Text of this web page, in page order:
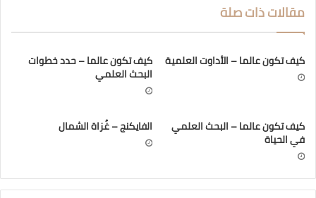
مقالات ذات صلة
كيف تكون عالما – الأداوت العلمية كيف تكون عالما – حدد خطوات
البحث العلمي
كيف تكون عالما – البحث العلمي
في الحياة
الفايكنج – غُزاة الشمال